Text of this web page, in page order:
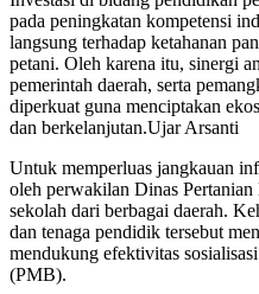
pada peningkatan kompetensi
langsung terhadap ketahanan
petani. Oleh karena itu, sinergi
pemerintah daerah, serta
diperkuat guna menciptakan
dan berkelanjutan.Ujar Arsanti
Untuk memperluas jangkauan
oleh perwakilan Dinas
sekolah dari berbagai daerah.
dan tenaga pendidik tersebut
mendukung efektivitas
(PMB).